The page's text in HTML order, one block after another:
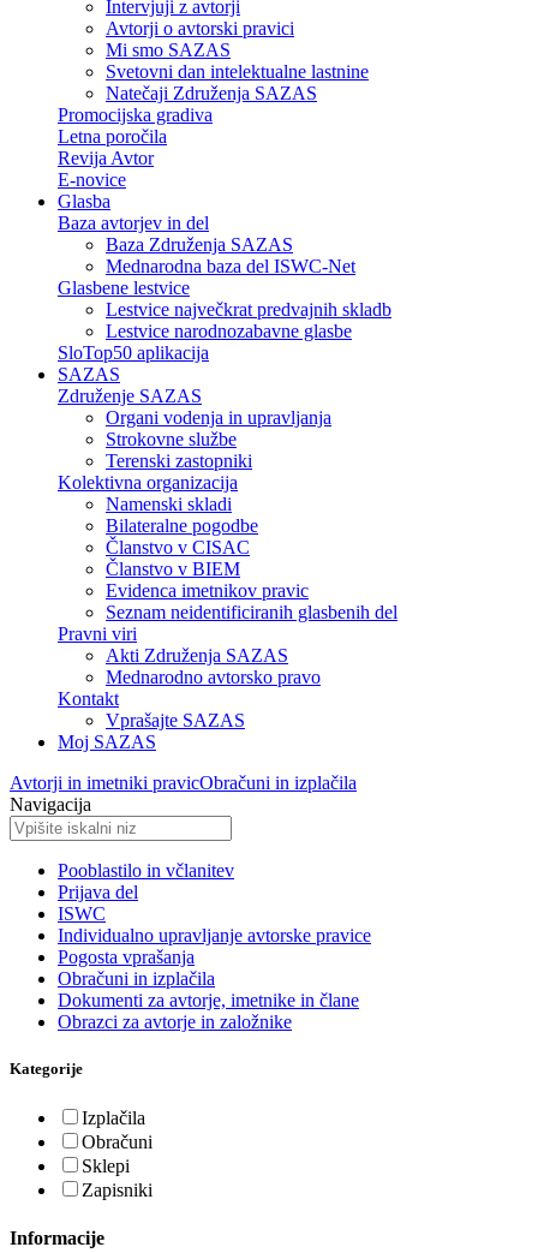
Intervjuji z avtorji
Avtorji o avtorski pravici
Mi smo SAZAS
Svetovni dan intelektualne lastnine
Natečaji Združenja SAZAS
Promocijska gradiva
Letna poročila
Revija Avtor
E-novice
Glasba
Baza avtorjev in del
Baza Združenja SAZAS
Mednarodna baza del ISWC-Net
Glasbene lestvice
Lestvice največkrat predvajnih skladb
Lestvice narodnozabavne glasbe
SloTop50 aplikacija
SAZAS
Združenje SAZAS
Organi vodenja in upravljanja
Strokovne službe
Terenski zastopniki
Kolektivna organizacija
Namenski skladi
Bilateralne pogodbe
Članstvo v CISAC
Članstvo v BIEM
Evidenca imetnikov pravic
Seznam neidentificiranih glasbenih del
Pravni viri
Akti Združenja SAZAS
Mednarodno avtorsko pravo
Kontakt
Vprašajte SAZAS
Moj SAZAS
Avtorji in imetniki pravicObračuni in izplačila
Navigacija
Pooblastilo in včlanitev
Prijava del
ISWC
Individualno upravljanje avtorske pravice
Pogosta vprašanja
Obračuni in izplačila
Dokumenti za avtorje, imetnike in člane
Obrazci za avtorje in založnike
Kategorije
Izplačila
Obračuni
Sklepi
Zapisniki
Informacije